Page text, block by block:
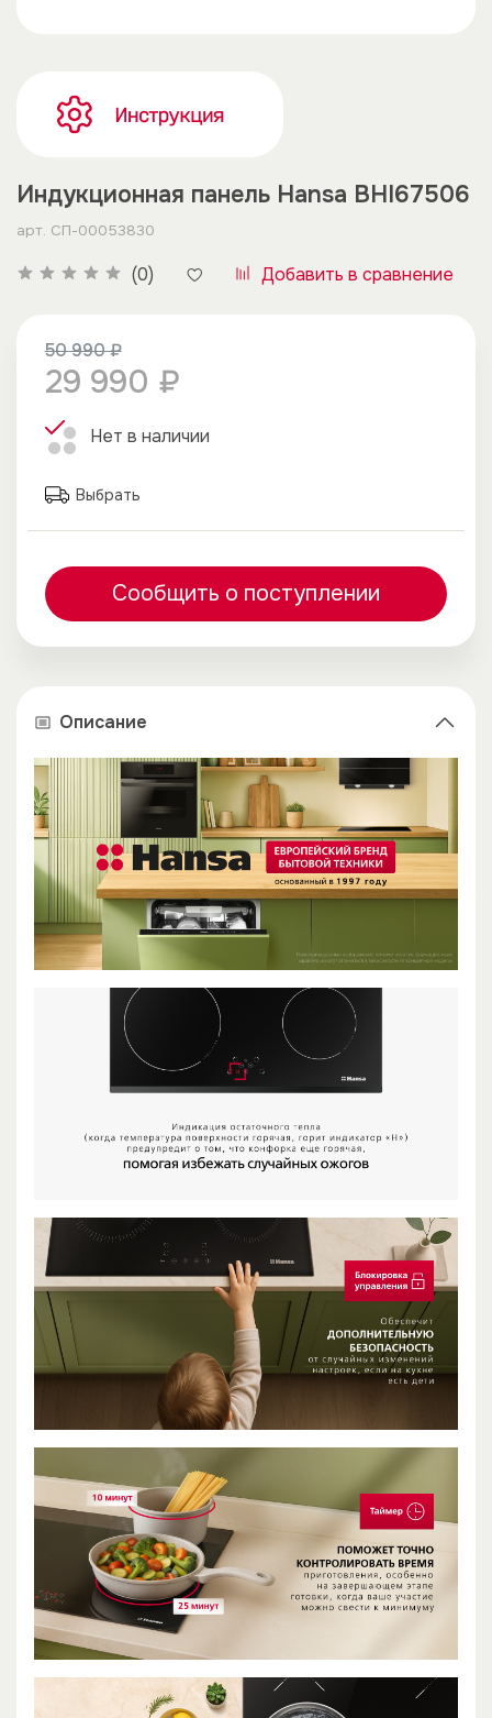
Индукционная панель Hansa BHI67506
арт. СП-00053830
(0) Добавить в сравнение
50 990 ₽
29 990 ₽
Нет в наличии
Выбрать
Сообщить о поступлении
Описание